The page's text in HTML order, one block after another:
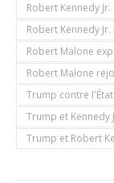
Robert Kennedy
Robert Kennedy
Robert Malone
Robert Malone
Trump contre
Trump et Kennedy
Trump et Robert